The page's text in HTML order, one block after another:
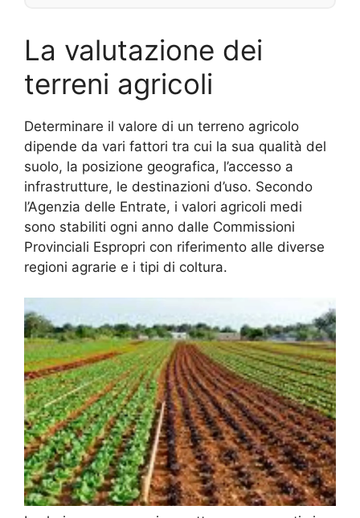
La valutazione dei
terreni agricoli
Determinare il valore di un terreno agricolo
dipende da vari fattori tra cui la sua qualità del
suolo, la posizione geografica, l’accesso a
infrastrutture, le destinazioni d’uso. Secondo
l’Agenzia delle Entrate, i valori agricoli medi
sono stabiliti ogni anno dalle Commissioni
Provinciali Espropri con riferimento alle diverse
regioni agrarie e i tipi di coltura.